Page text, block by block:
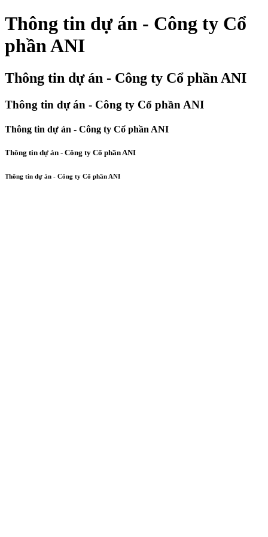
Thông tin dự án - Công ty Cổ
phần ANI
Thông tin dự án - Công ty Cổ phần ANI
Thông tin dự án - Công ty Cổ phần ANI
Thông tin dự án - Công ty Cổ phần ANI
Thông tin dự án - Công ty Cổ phần ANI
Thông tin dự án - Công ty Cổ phần ANI